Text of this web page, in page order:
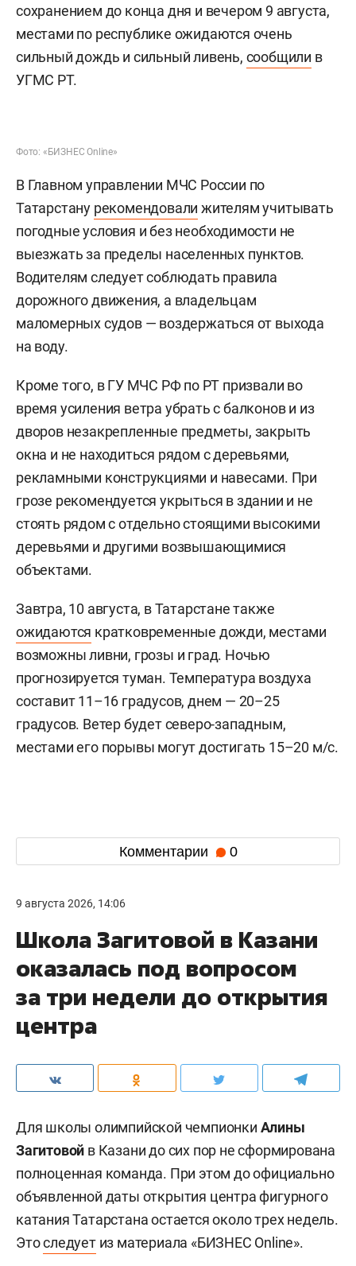
сохранением до конца дня и вечером 9 августа,
местами по республике ожидаются очень
сильный дождь и сильный ливень, сообщили в
УГМС РТ.
Фото: «БИЗНЕС Online»
В Главном управлении МЧС России по
Татарстану рекомендовали жителям учитывать
погодные условия и без необходимости не
выезжать за пределы населенных пунктов.
Водителям следует соблюдать правила
дорожного движения, а владельцам
маломерных судов — воздержаться от выхода
на воду.
Кроме того, в ГУ МЧС РФ по РТ призвали во
время усиления ветра убрать с балконов и из
дворов незакрепленные предметы, закрыть
окна и не находиться рядом с деревьями,
рекламными конструкциями и навесами. При
грозе рекомендуется укрыться в здании и не
стоять рядом с отдельно стоящими высокими
деревьями и другими возвышающимися
объектами.
Завтра, 10 августа, в Татарстане также
ожидаются кратковременные дожди, местами
возможны ливни, грозы и град. Ночью
прогнозируется туман. Температура воздуха
составит 11–16 градусов, днем — 20–25
градусов. Ветер будет северо-западным,
местами его порывы могут достигать 15–20 м/с.
Комментарии 0
9 августа 2026, 14:06
Школа Загитовой в Казани
оказалась под вопросом
за три недели до открытия
центра
Для школы олимпийской чемпионки Алины
Загитовой в Казани до сих пор не сформирована
полноценная команда. При этом до официально
объявленной даты открытия центра фигурного
катания Татарстана остается около трех недель.
Этоследуетиз материала «БИЗНЕС Online».